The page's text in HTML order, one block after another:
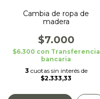
Cambia de ropa de
madera
$7.000
$6.300 con Transferencia
bancaria
3 cuotas sin interés de
$2.333,33